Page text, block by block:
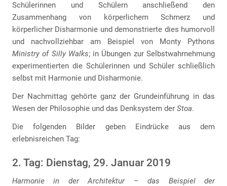
Schülerinnen und Schülern anschließend den
Zusammenhang von körperlichem Schmerz und
körperlicher Disharmonie und demonstrierte dies humorvoll
und nachvollziehbar am Beispiel von Monty Pythons
Ministry of Silly Walks; in Übungen zur Selbstwahrnehmung
experimentierten die Schülerinnen und Schüler schließlich
selbst mit Harmonie und Disharmonie.
Der Nachmittag gehörte ganz der Grundeinführung in das
Wesen der Philosophie und das Denksystem der Stoa.
Die folgenden Bilder geben Eindrücke aus dem
erlebnisreichen Tag:
2. Tag: Dienstag, 29. Januar 2019
Harmonie in der Architektur – das Beispiel der